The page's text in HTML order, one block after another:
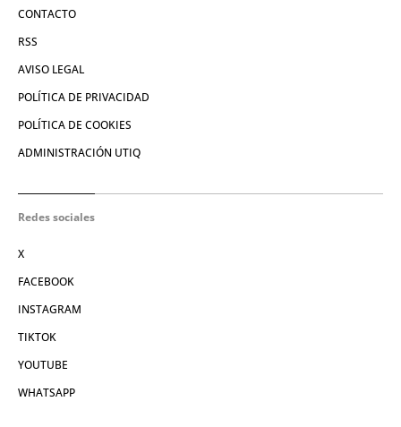
CONTACTO
RSS
AVISO LEGAL
POLÍTICA DE PRIVACIDAD
POLÍTICA DE COOKIES
ADMINISTRACIÓN UTIQ
Redes sociales
X
FACEBOOK
INSTAGRAM
TIKTOK
YOUTUBE
WHATSAPP